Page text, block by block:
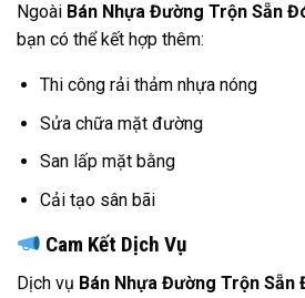
Ngoài Bán Nhựa Đường Trộn Sẵn
bạn có thể kết hợp thêm:
Thi công rải thảm nhựa nóng
Sửa chữa mặt đường
San lấp mặt bằng
Cải tạo sân bãi
Cam Kết Dịch Vụ
Dịch vụ Bán Nhựa Đường Trộn Sẵn